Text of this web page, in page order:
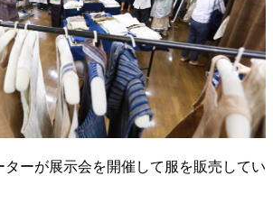
ーが展示会を開催して服を販売してい